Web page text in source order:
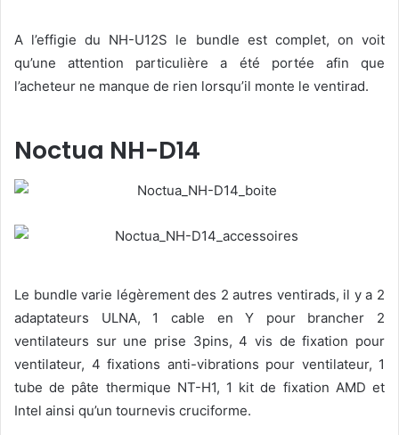
A l’effigie du NH-U12S le bundle est complet, on voit
qu’une attention particulière a été portée afin que
l’acheteur ne manque de rien lorsqu’il monte le ventirad.
Noctua NH-D14
Le bundle varie légèrement des 2 autres ventirads, il y a 2
adaptateurs ULNA, 1 cable en Y pour brancher 2
ventilateurs sur une prise 3pins, 4 vis de fixation pour
ventilateur, 4 fixations anti-vibrations pour ventilateur, 1
tube de pâte thermique NT-H1, 1 kit de fixation AMD et
Intel ainsi qu’un tournevis cruciforme.